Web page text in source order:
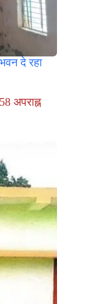
दे रहा
अपराह्न